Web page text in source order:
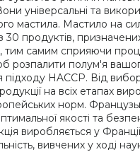
універсальні та
мастила. Мастило на
продуктів,
тим самим сприяючи
розпалити полум'я
HACCP. Від
на всіх етапах
норм.
якості та
виробляється у
вивчених у ході